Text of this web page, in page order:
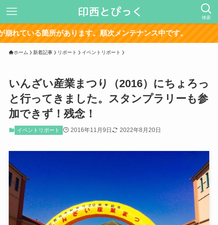
検索
サイト再
ホーム 新着記事 リポート イベントリポート
いんざい産業まつり（2016）にちょろっ
と行ってきました。スタンプラリーも参
加できず！残念！
イベントリポート 2016年11月9日 2022年8月20日